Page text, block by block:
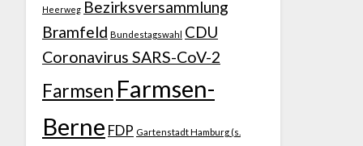
Heerweg Bezirksversammlung
Bramfeld Bundestagswahl CDU
Coronavirus SARS-CoV-2
Farmsen Farmsen-
Berne FDP Gartenstadt Hamburg (s.